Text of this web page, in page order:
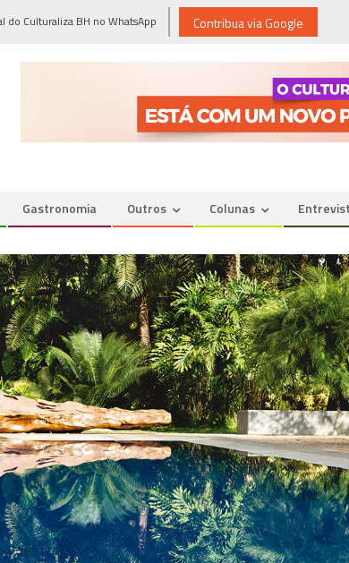
do Culturaliza BH no WhatsApp Contribua via Google
Gastronomia Outros Colunas